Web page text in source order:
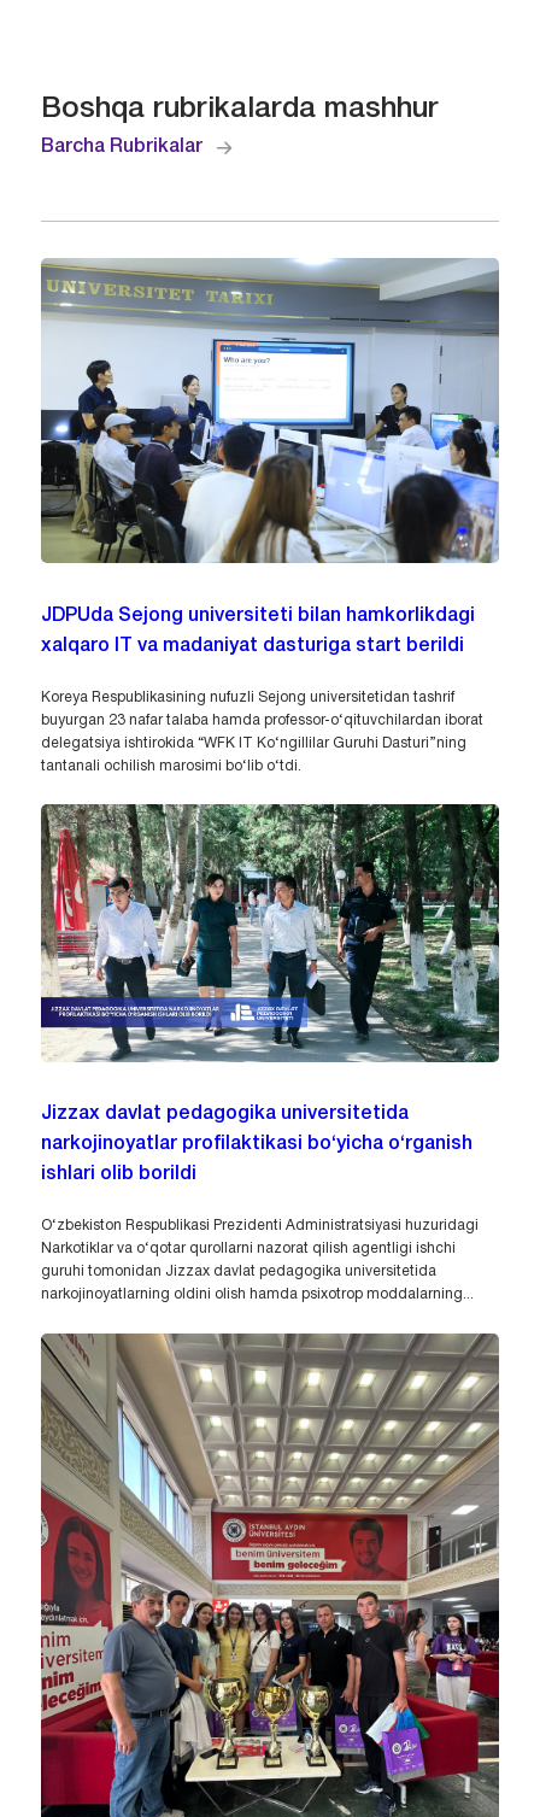
Boshqa rubrikalarda mashhur
Barcha Rubrikalar
JDPUda Sejong universiteti bilan hamkorlikdagi
xalqaro IT va madaniyat dasturiga start berildi
Koreya Respublikasining nufuzli Sejong universitetidan tashrif
buyurgan 23 nafar talaba hamda professor-o‘qituvchilardan iborat
delegatsiya ishtirokida “WFK IT Ko‘ngillilar Guruhi Dasturi”ning
tantanali ochilish marosimi bo‘lib o‘tdi.
Jizzax davlat pedagogika universitetida
narkojinoyatlar profilaktikasi bo‘yicha o‘rganish
ishlari olib borildi
O‘zbekiston Respublikasi Prezidenti Administratsiyasi huzuridagi
Narkotiklar va o‘qotar qurollarni nazorat qilish agentligi ishchi
guruhi tomonidan Jizzax davlat pedagogika universitetida
narkojinoyatlarning oldini olish hamda psixotrop moddalarning...